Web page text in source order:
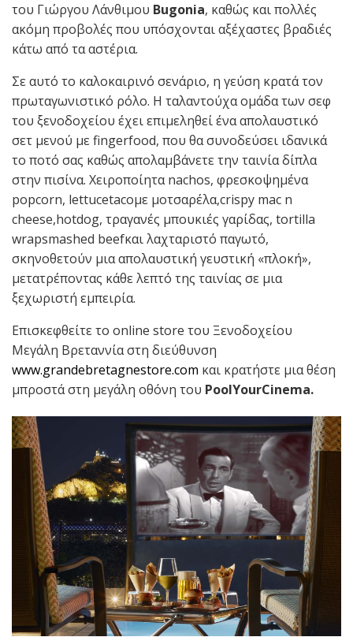
του Γιώργου Λάνθιμου Bugonia, καθώς και πολλές
ακόμη προβολές που υπόσχονται αξέχαστες βραδιές
κάτω από τα αστέρια.
Σε αυτό το καλοκαιρινό σενάριο, η γεύση κρατά τον
πρωταγωνιστικό ρόλο. Η ταλαντούχα ομάδα των σεφ
του ξενοδοχείου έχει επιμεληθεί ένα απολαυστικό
σετ μενού με fingerfood, που θα συνοδεύσει ιδανικά
το ποτό σας καθώς απολαμβάνετε την ταινία δίπλα
στην πισίνα. Χειροποίητα nachos, φρεσκοψημένα
popcorn, lettucetacoμε μοτσαρέλα,crispy mac n
cheese,hotdog, τραγανές μπουκιές γαρίδας, tortilla
wrapsmashed beefκαι λαχταριστό παγωτό,
σκηνοθετούν μια απολαυστική γευστική «πλοκή»,
μετατρέποντας κάθε λεπτό της ταινίας σε μια
ξεχωριστή εμπειρία.
Επισκεφθείτε το online store του Ξενοδοχείου
Μεγάλη Βρεταννία στη διεύθυνση
www.grandebretagnestore.com και κρατήστε μια θέση
μπροστά στη μεγάλη οθόνη του PoolYourCinema.